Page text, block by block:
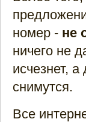
номер - не
ничего не
исчезнет,
снимутся.
Все